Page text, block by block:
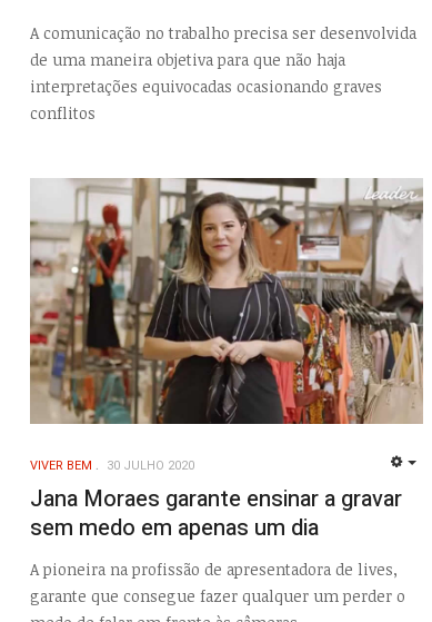
A comunicação no trabalho precisa ser desenvolvida
de uma maneira objetiva para que não haja
interpretações equivocadas ocasionando graves
conflitos
VIVER BEM 30 JULHO 2020
Jana Moraes garante ensinar a gravar
sem medo em apenas um dia
A pioneira na profissão de apresentadora de lives,
garante que consegue fazer qualquer um perder o